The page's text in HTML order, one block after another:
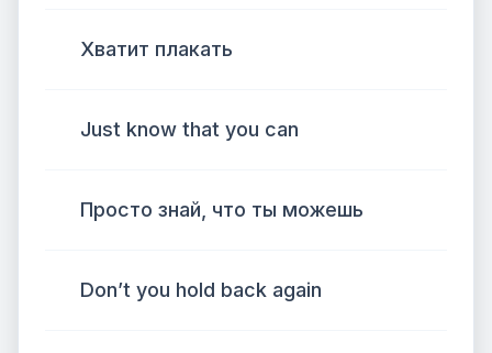
Хватит плакать
Just know that you can
Просто знай, что ты можешь
Don’t you hold back again